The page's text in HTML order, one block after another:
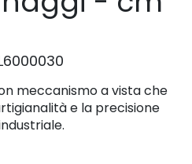
meccanismo a vista che
e la precisione